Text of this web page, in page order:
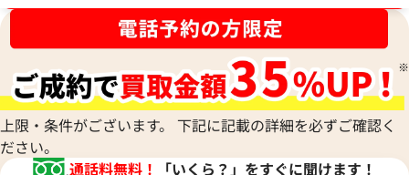
ハ行
マ行
上限・条件がございます。 下記に記載の詳細を必ずご確認く
ださい。
通話料無料！
「いくら？」をすぐに聞けます！